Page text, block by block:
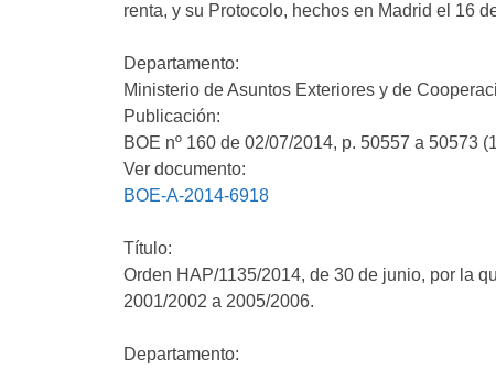
renta, y su Protocolo, hechos en Madrid el 16
Departamento:
Ministerio de Asuntos Exteriores y de
Publicación:
BOE nº 160 de 02/07/2014, p. 50557 a 50573
Ver documento:
BOE-A-2014-6918
Título:
Orden HAP/1135/2014, de 30 de junio, por la
2001/2002 a 2005/2006.
Departamento: